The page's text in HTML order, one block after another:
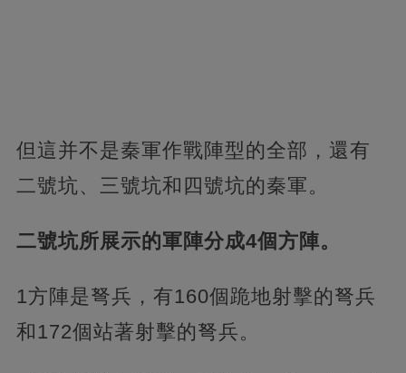
但這并不是秦軍作戰陣型的全部，還有
二號坑、三號坑和四號坑的秦軍。
二號坑所展示的軍陣分成4個方陣。
1方陣是弩兵，有160個跪地射擊的弩兵
和172個站著射擊的弩兵。